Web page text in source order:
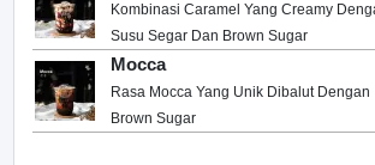
Kombinasi Caramel Yang Creamy
Susu Segar Dan Brown Sugar
Mocca
Rasa Mocca Yang Unik Dibalut Dengan
Brown Sugar